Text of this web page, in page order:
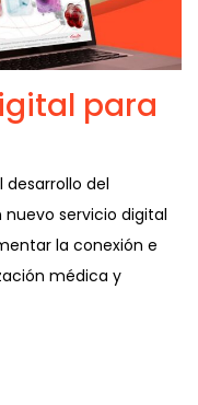
para
del
servicio digital
la conexión e
médica y